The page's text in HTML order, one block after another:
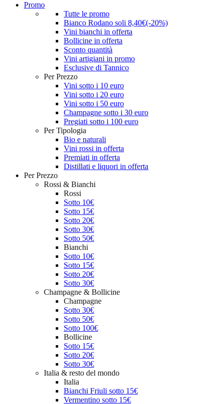
Promo
Tutte le promo
Bianco Rodano soli 8,40€(-20%)
Vini bianchi in offerta
Bollicine in offerta
Sconto quantità
Vini artigiani in promo
Esclusive di Tannico
Per Prezzo
Vini sotto i 10 euro
Vini sotto i 20 euro
Vini sotto i 50 euro
Champagne sotto i 30 euro
Pregiati sotto i 100 euro
Per Tipologia
Bio e naturali
Vini rossi in offerta
Premiati in offerta
Distillati e liquori in offerta
Per Prezzo
Rossi & Bianchi
Rossi
Sotto 10€
Sotto 15€
Sotto 20€
Sotto 30€
Sotto 50€
Bianchi
Sotto 10€
Sotto 15€
Sotto 20€
Sotto 30€
Champagne & Bollicine
Champagne
Sotto 30€
Sotto 50€
Sotto 100€
Bollicine
Sotto 15€
Sotto 20€
Sotto 30€
Italia & resto del mondo
Italia
Bianchi Friuli sotto 15€
Vermentino sotto 15€